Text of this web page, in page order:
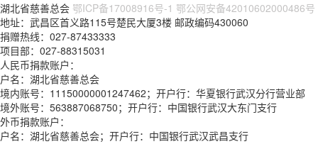
湖北省慈善总会 鄂ICP备17008916号-1 鄂公网安备42010602000486号
地址：武昌区首义路115号楚民大厦3楼 邮政编码430060
捐赠热线：027-87433333
项目部：027-88315031
人民币捐款账户：
户名：湖北省慈善总会
境内账号：11150000001247462；开户行：华夏银行武汉分行营业部
境外账号：563887068750；开户行：中国银行武汉大东门支行
外币捐款账户：
户名：湖北省慈善总会；开户行：中国银行武汉武昌支行